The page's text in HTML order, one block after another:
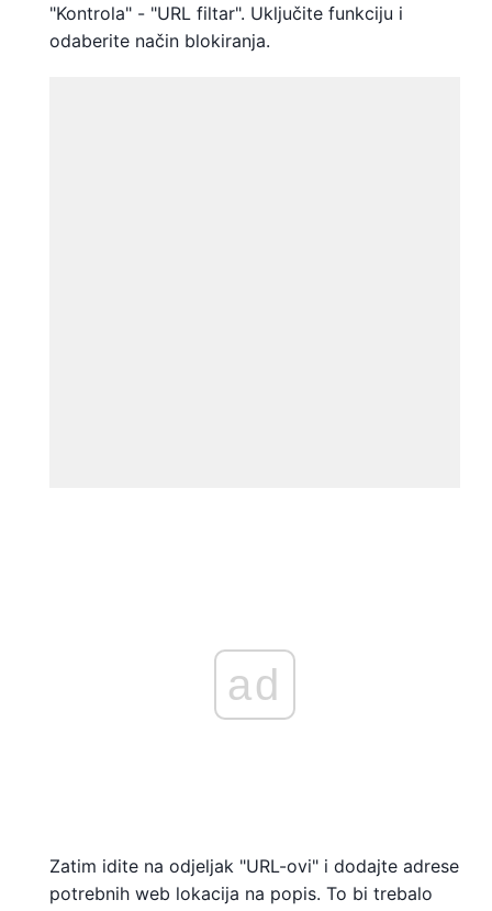
"Kontrola" - "URL filtar". Uključite funkciju i
odaberite način blokiranja.
ad
Zatim idite na odjeljak "URL-ovi" i dodajte adrese
potrebnih web lokacija na popis. To bi trebalo